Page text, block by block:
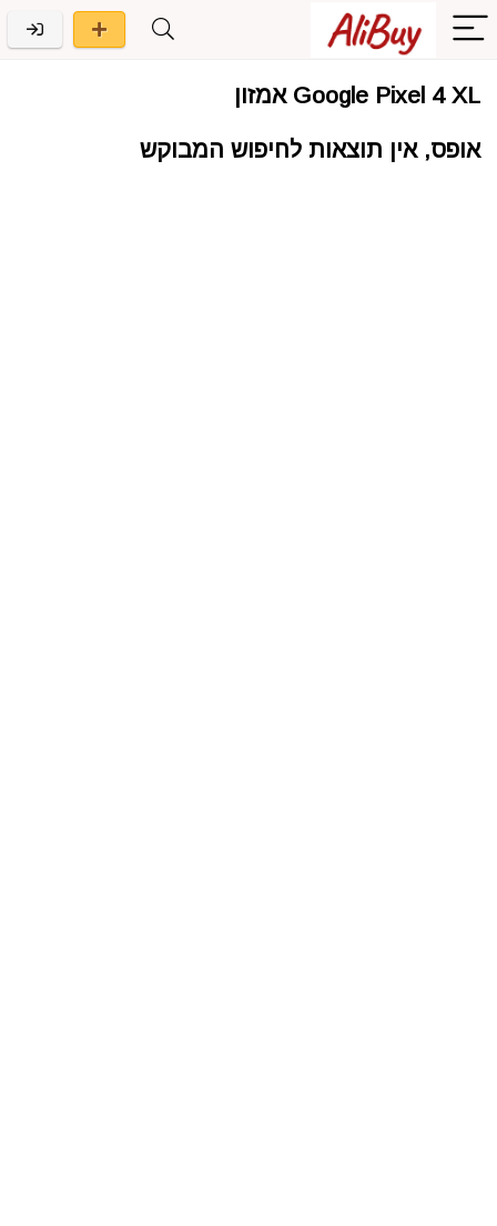
Google Pixel 4 XL אמזון
אופס, אין תוצאות לחיפוש המבוקש